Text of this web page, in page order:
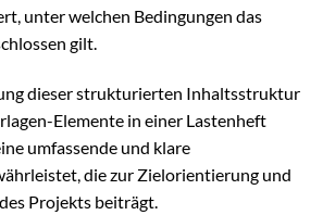
unter welchen Bedingungen das
gilt.
dieser strukturierten Inhaltsstruktur
Elemente in einer Lastenheft
umfassende und klare
die zur Zielorientierung und
Projekts beiträgt.